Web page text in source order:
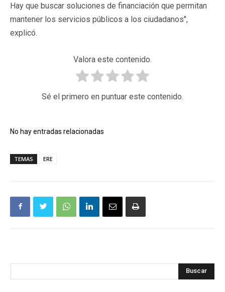
Hay que buscar soluciones de financiación que permitan
mantener los servicios públicos a los ciudadanos",
explicó.
Valora este contenido.
Sé el primero en puntuar este contenido.
No hay entradas relacionadas
TEMAS ERE
Buscar